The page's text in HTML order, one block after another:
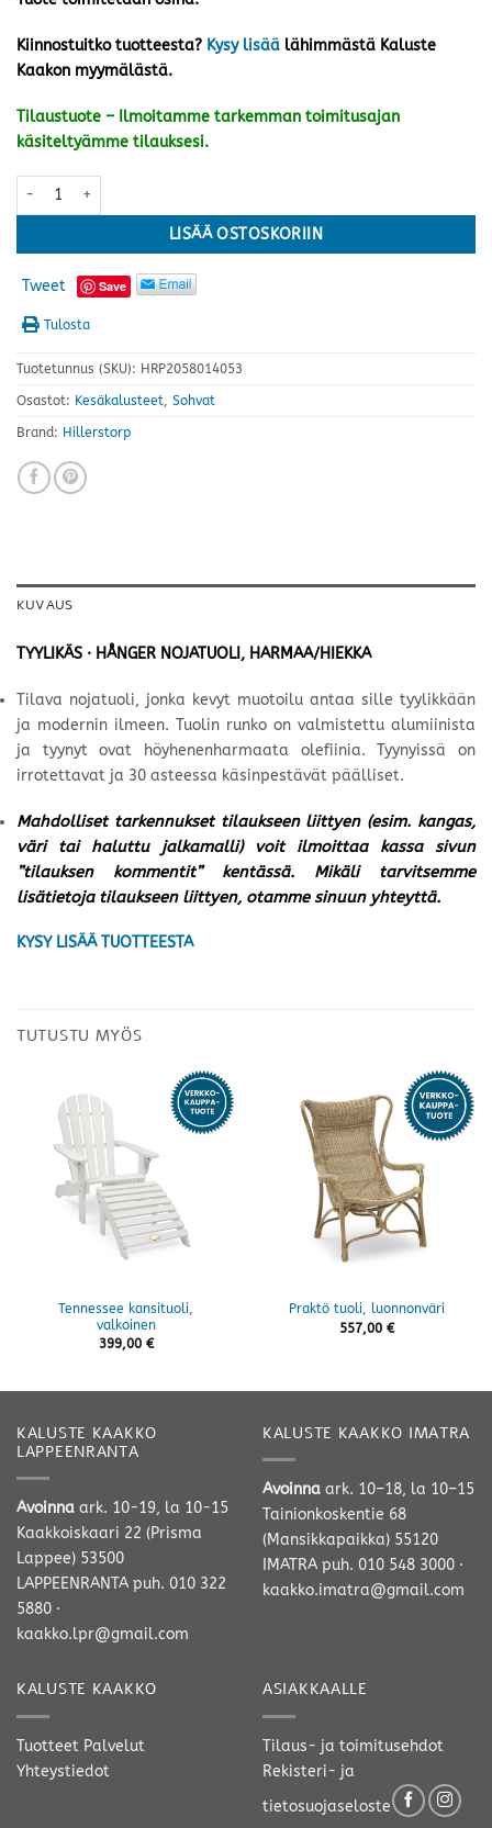
Kiinnostuitko tuotteesta? Kysy lisää lähimmästä Kaluste
Kaakon myymälästä.
Tilaustuote – Ilmoitamme tarkemman toimitusajan
käsiteltyämme tilauksesi.
Hånger nojatuoli, harmaa/hiekka määrä
LISÄÄ OSTOSKORIIN
Tweet Save
Tulosta
Tuotetunnus (SKU): HRP2058014053
Osastot: Kesäkalusteet, Sohvat
Brand: Hillerstorp
KUVAUS
TYYLIKÄS · HÅNGER NOJATUOLI, HARMAA/HIEKKA
Tilava nojatuoli, jonka kevyt muotoilu antaa sille tyylikkään
ja modernin ilmeen. Tuolin runko on valmistettu alumiinista
ja tyynyt ovat höyhenenharmaata olefiinia. Tyynyissä on
irrotettavat ja 30 asteessa käsinpestävät päälliset.
Mahdolliset tarkennukset tilaukseen liittyen (esim. kangas,
väri tai haluttu jalkamalli) voit ilmoittaa kassa sivun
”tilauksen kommentit” kentässä. Mikäli tarvitsemme
lisätietoja tilaukseen liittyen, otamme sinuun yhteyttä.
KYSY LISÄÄ TUOTTEESTA
TUTUSTU MYÖS
Tennessee kansituoli,
valkoinen
399,00 €
Praktö tuoli, luonnonväri
557,00 €
KALUSTE KAAKKO
LAPPEENRANTA
Avoinna ark. 10-19, la 10-15
Kaakkoiskaari 22 (Prisma
Lappee) 53500
LAPPEENRANTA puh. 010 322
5880 ·
kaakko.lpr@gmail.com
KALUSTE KAAKKO IMATRA
Avoinna ark. 10–18, la 10–15
Tainionkoskentie 68
(Mansikkapaikka) 55120
IMATRA puh. 010 548 3000 ·
kaakko.imatra@gmail.com
KALUSTE KAAKKO
Tuotteet Palvelut
Yhteystiedot
ASIAKKAALLE
Tilaus- ja toimitusehdot
Rekisteri- ja
tietosuojaseloste